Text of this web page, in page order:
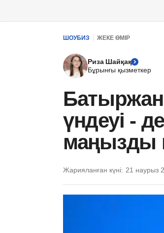
ШОУБИЗ ЖЕКЕ ӨМІР
Риза Шайқақ
Бұрынғы қызметкер
үндеуі -
маңызды
Жарияланған күні: 21 наурыз